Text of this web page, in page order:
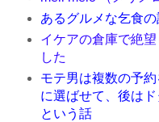
あるグルメな乞食の
イケアの倉庫で絶
した
モテ男は複数の予
に選ばせて、後は
という話